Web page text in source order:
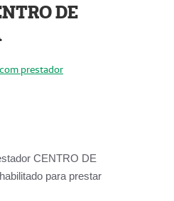
DE
prestador
CENTRO DE
para prestar